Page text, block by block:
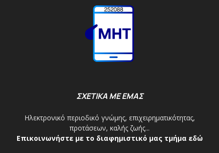
ΣΧΕΤΙΚΑ ΜΕ ΕΜΑΣ
Ηλεκτρονικό περιοδικό γνώμης, επιχειρηματικότητας,
προτάσεων, καλής ζωής...
Επικοινωνήστε με το διαφημιστικό μας τμήμα εδώ